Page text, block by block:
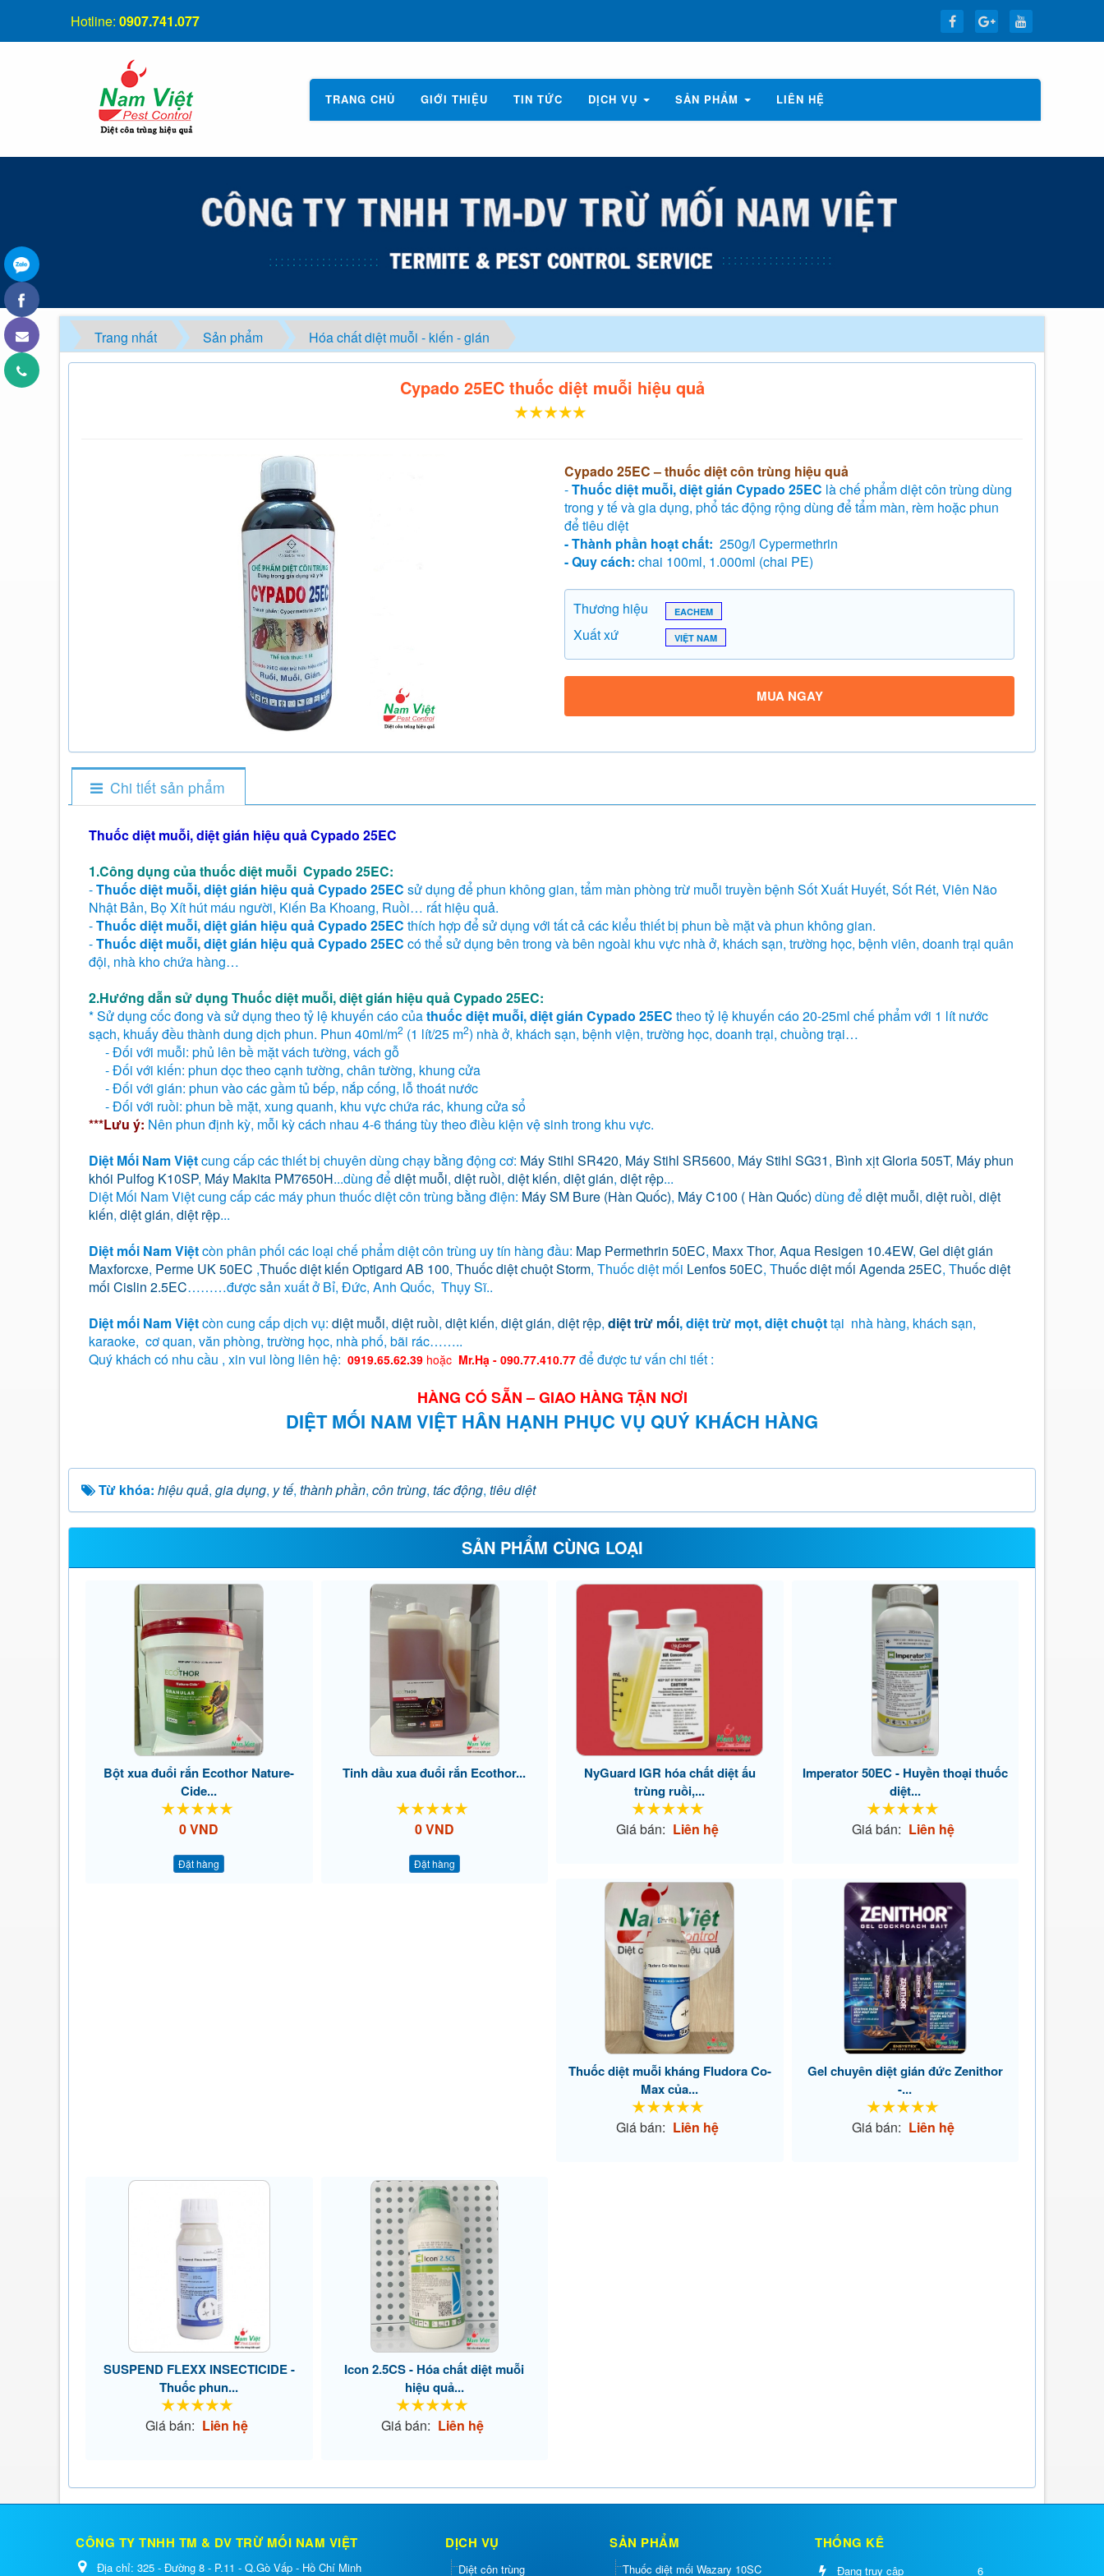
TRANG CHỦ GIỚI THIỆU TIN TỨC DỊCH VỤ SẢN PHẨM LIÊN HỆ
Hotline: 0907.741.077
Trang nhất Sản phẩm Hóa chất diệt muỗi - kiến - gián
Cypado 25EC thuốc diệt muỗi hiệu quả
Cypado 25EC – thuốc diệt côn trùng hiệu quả
-Thuốc diệt muỗi, diệt gián Cypado 25EC là chế phẩm diệt côn trùng dùng
trong y tế và gia dụng, phổ tác động rộng dùng để tẩm màn, rèm hoặc phun
để tiêu diệt
- Thành phần hoạt chất: 250g/l Cypermethrin
- Quy cách: chai 100ml, 1.000ml (chai PE)
Thương hiệu EACHEM
Xuất xứ VIỆT NAM
MUA NGAY
Chi tiết sản phẩm
Thuốc diệt muỗi, diệt gián hiệu quả Cypado 25EC
1.Công dụng của thuốc diệt muỗi Cypado 25EC:
-Thuốc diệt muỗi, diệt gián hiệu quả Cypado 25EC sử dụng để phun không gian, tẩm màn phòng trừ muỗi truyền bệnh Sốt Xuất Huyết, Sốt Rét, Viên Não
Nhật Bản, Bọ Xít hút máu người, Kiến Ba Khoang, Ruồi… rất hiệu quả.
-Thuốc diệt muỗi, diệt gián hiệu quả Cypado 25EC thích hợp để sử dụng với tất cả các kiểu thiết bị phun bề mặt và phun không gian.
-Thuốc diệt muỗi, diệt gián hiệu quả Cypado 25EC có thể sử dụng bên trong và bên ngoài khu vực nhà ở, khách sạn, trường học, bệnh viên, doanh trại quân
đội, nhà kho chứa hàng…
2.Hướng dẫn sử dụng Thuốc diệt muỗi, diệt gián hiệu quả Cypado 25EC:
* Sử dụng cốc đong và sử dụng theo tỷ lệ khuyến cáo củathuốc diệt muỗi, diệt gián Cypado 25EC theo tỷ lệ khuyến cáo 20-25ml chế phẩm với 1 lít nước
sạch, khuấy đều thành dung dịch phun. Phun 40ml/m2 (1 lít/25 m2) nhà ở, khách sạn, bệnh viện, trường học, doanh trại, chuồng trại…
- Đối với muỗi: phủ lên bề mặt vách tường, vách gỗ
- Đối với kiến: phun dọc theo cạnh tường, chân tường, khung cửa
- Đối với gián: phun vào các gầm tủ bếp, nắp cống, lỗ thoát nước
- Đối với ruồi: phun bề mặt, xung quanh, khu vực chứa rác, khung cửa sổ
***Lưu ý: Nên phun định kỳ, mỗi kỳ cách nhau 4-6 tháng tùy theo điều kiện vệ sinh trong khu vực.
Diệt Mối Nam Việtcung cấp các thiết bị chuyên dùng chạy bằng động cơ: Máy Stihl SR420, Máy Stihl SR5600, Máy Stihl SG31, Bình xịt Gloria 505T, Máy phun
khói Pulfog K10SP, Máy Makita PM7650H...dùng đểdiệt muỗi, diệt ruồi, diệt kiến, diệt gián, diệt rệp...
Diệt Mối Nam Việt cung cấp các máy phun thuốc diệt côn trùng bằng điện: Máy SM Bure (Hàn Quốc), Máy C100 ( Hàn Quốc) dùng đểdiệt muỗi, diệt ruồi, diệt
kiến, diệt gián, diệt rệp...
Diệt mối Nam Việtcòn phân phối các loại chế phẩm diệt côn trùng uy tín hàng đầu: Map Permethrin 50EC, Maxx Thor, Aqua Resigen 10.4EW, Gel diệt gián
Maxforcxe, Perme UK 50EC ,Thuốc diệt kiến Optigard AB 100, Thuốc diệt chuột Storm, Thuốc diệt mối Lenfos 50EC, Thuốc diệt mối Agenda 25EC, Thuốc diệt
mối Cislin 2.5EC………được sản xuất ở Bỉ, Đức, Anh Quốc, Thụy Sĩ..
Diệt mối Nam Việtcòn cung cấp dịch vụ: diệt muỗi, diệt ruồi, diệt kiến, diệt gián, diệt rệp, diệt trừ mối, diệt trừ mọt, diệt chuộttại nhà hàng, khách sạn,
karaoke, cơ quan, văn phòng, trường học, nhà phố, bãi rác……..
Quý khách có nhu cầu , xin vui lòng liên hệ: 0919.65.62.39 hoặc Mr.Hạ - 090.77.410.77 để được tư vấn chi tiết :
HÀNG CÓ SẴN – GIAO HÀNG TẬN NƠI
DIỆT MỐI NAM VIỆT HÂN HẠNH PHỤC VỤ QUÝ KHÁCH HÀNG
Từ khóa: hiệu quả, gia dụng, y tế, thành phần, côn trùng, tác động, tiêu diệt
SẢN PHẨM CÙNG LOẠI
Bột xua đuổi rắn Ecothor Nature-
Cide...
0 VND
Đặt hàng
Tinh dầu xua đuổi rắn Ecothor...
0 VND
Đặt hàng
NyGuard IGR hóa chất diệt ấu
trùng ruồi,...
Giá bán: Liên hệ
Imperator 50EC - Huyền thoại thuốc
diệt...
Giá bán: Liên hệ
Thuốc diệt muỗi kháng Fludora Co-
Max của...
Giá bán: Liên hệ
Gel chuyên diệt gián đức Zenithor
-...
Giá bán: Liên hệ
SUSPEND FLEXX INSECTICIDE -
Thuốc phun...
Giá bán: Liên hệ
Icon 2.5CS - Hóa chất diệt muỗi
hiệu quả...
Giá bán: Liên hệ
CÔNG TY TNHH TM & DV TRỪ MỐI NAM VIỆT
Địa chỉ: 325 - Đường 8 - P.11 - Q.Gò Vấp - Hồ Chí Minh
DỊCH VỤ
Diệt côn trùng
SẢN PHẨM
Thuốc diệt mối Wazary 10SC
THỐNG KÊ
Đang truy cập 6